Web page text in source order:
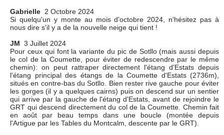
Gabrielle 2 Octobre 2024
Si quelqu'un y monte au mois d'octobre 2024, n'hésitez pas à
nous dire s'il y a de la nouvelle neige qui tient !
JM 3 Juillet 2024
Pour ceux qui font la variante du pic de Sotllo (mais aussi depuis
le col de la Coumette, pour éviter de redescendre par le même
chemin): on peut rattraper directement l'étang d'Estats depuis
l'étang principal des étangs de la Coumette d'Estats (2736m),
situés en contre-bas du Sotllo. Bien rester rive gauche pour éviter
les gorges (il y a quelques cairns) puis on descend sur un sentier
qui arrive par la gauche de l'étang d'Estats, avant de rejoindre le
GRT qui descend directement du col de la Coumette. Chemin fait
en août par beau temps dans une boucle (montée depuis
l'Artigue par les Tables du Montcalm, descente par le GRT).